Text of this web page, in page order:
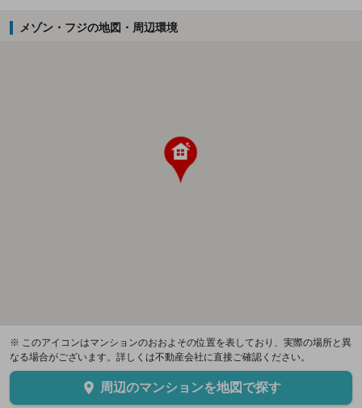
メゾン・フジの地図・周辺環境
※ このアイコンはマンションのおおよその位置を表しており、実際の場所と異
なる場合がございます。詳しくは不動産会社に直接ご確認ください。
周辺のマンションを地図で探す